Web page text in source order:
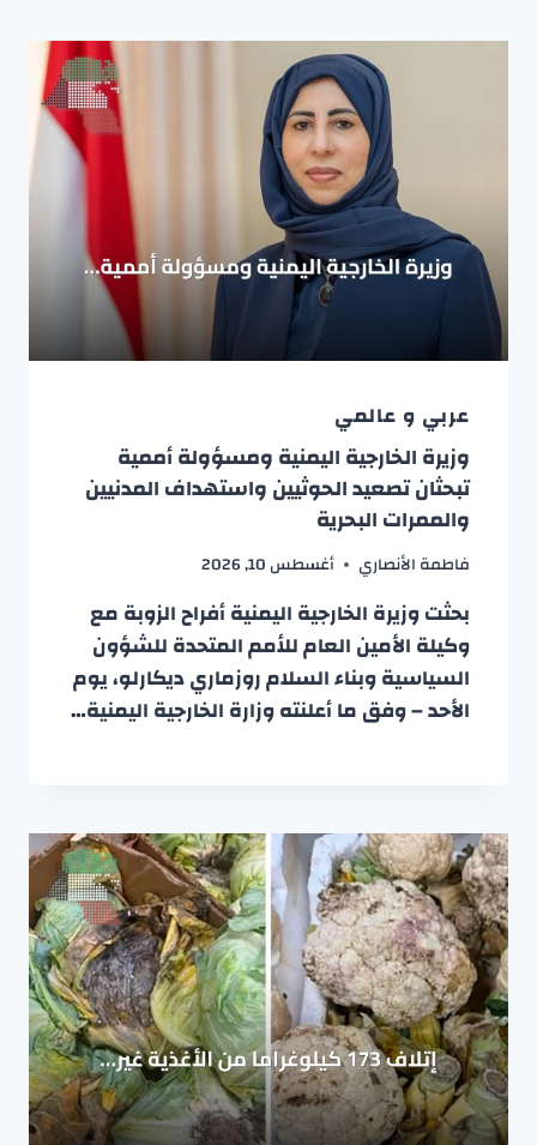
عربي و عالمي
وزيرة الخارجية اليمنية ومسؤولة أممية
تبحثان تصعيد الحوثيين واستهداف المدنيين
والممرات البحرية
فاطمة الأنصاري أغسطس 10, 2026
بحثت وزيرة الخارجية اليمنية أفراح الزوبة مع
وكيلة الأمين العام للأمم المتحدة للشؤون
السياسية وبناء السلام روزماري ديكارلو، يوم
الأحد – وفق ما أعلنته وزارة الخارجية اليمنية…